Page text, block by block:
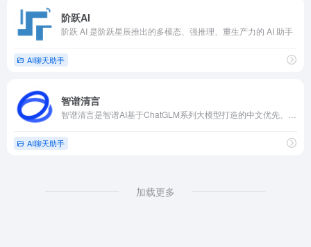
阶跃AI
阶跃 AI 是阶跃星辰推出的多模态、强推理、重生产力的 AI 助手
AI聊天助手
智谱清言
AI聊天助手
加载更多